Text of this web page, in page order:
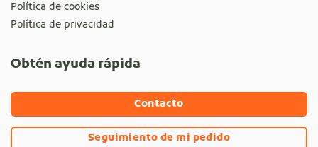
Política de cookies
Política de privacidad
Obtén ayuda rápida
Contacto
Seguimiento de mi pedido